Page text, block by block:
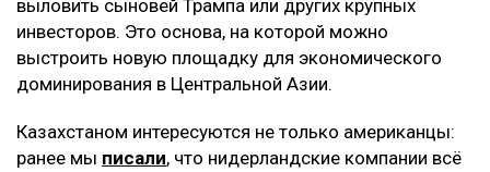
выловить сыновей Трампа или других крупных
инвесторов. Это основа, на которой можно
выстроить новую площадку для экономического
доминирования в Центральной Азии.
Казахстаном интересуются не только американцы:
ранее мы писали, что нидерландские компании всё